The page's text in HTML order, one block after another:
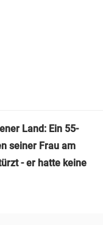
Land: Ein 55-
seiner Frau am
- er hatte keine